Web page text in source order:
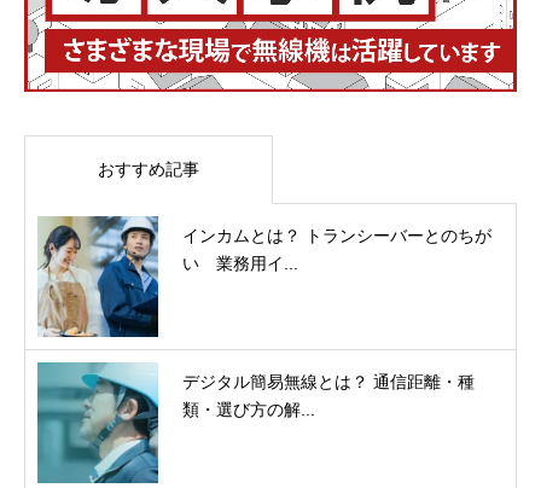
おすすめ記事
インカムとは？ トランシーバーとのちが
い 業務用イ...
デジタル簡易無線とは？ 通信距離・種
類・選び方の解...